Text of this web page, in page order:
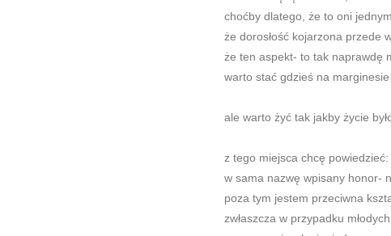
choćby dlatego, że to oni
że dorosłość kojarzona przede
że ten aspekt- to tak naprawdę
warto stać gdzieś na marginesie
ale warto żyć tak jakby życie
z tego miejsca chcę
w sama nazwę wpisany honor-
poza tym jestem przeciwna
zwłaszcza w przypadku